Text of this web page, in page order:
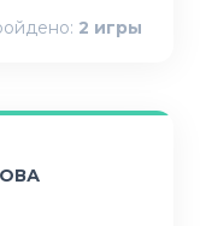
2 игры